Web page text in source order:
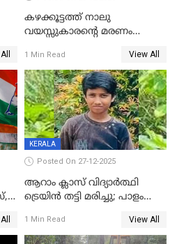
കഴക്കൂട്ടത്ത് നാലു
വയസ്സുകാരന്റെ മരണം
സുഹൃത്തും പൊലീസ്
കസ്റ്റഡിയിൽ
1 Min Read View All
KERALA
Posted On 27-12-2025
ആറാം ക്ലാസ് വിദ്യാർത്ഥി
ട്രെയിൻ തട്ടി മരിച്ചു; പാളം
അപകടം മലപ്പുറത്ത്
1 Min Read View All